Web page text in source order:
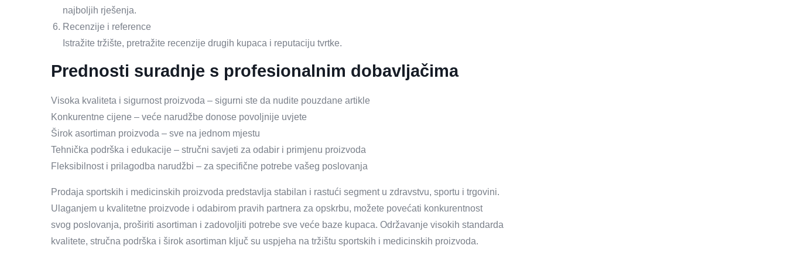
najboljih rješenja.
Recenzije i reference
Istražite tržište, pretražite recenzije drugih kupaca i reputaciju tvrtke.
Prednosti suradnje s profesionalnim dobavljačima
Visoka kvaliteta i sigurnost proizvoda – sigurni ste da nudite pouzdane artikle
Konkurentne cijene – veće narudžbe donose povoljnije uvjete
Širok asortiman proizvoda – sve na jednom mjestu
Tehnička podrška i edukacije – stručni savjeti za odabir i primjenu proizvoda
Fleksibilnost i prilagodba narudžbi – za specifične potrebe vašeg poslovanja
Prodaja sportskih i medicinskih proizvoda predstavlja stabilan i rastući segment u zdravstvu, sportu i trgovini.
Ulaganjem u kvalitetne proizvode i odabirom pravih partnera za opskrbu, možete povećati konkurentnost
svog poslovanja, proširiti asortiman i zadovoljiti potrebe sve veće baze kupaca. Održavanje visokih standarda
kvalitete, stručna podrška i širok asortiman ključ su uspjeha na tržištu sportskih i medicinskih proizvoda.